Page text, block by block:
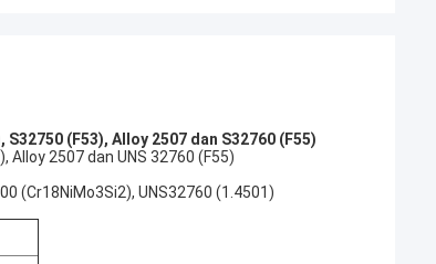
(F53), Alloy 2507 dan S32760 (F55)
Alloy 2507 dan UNS 32760 (F55)
(Cr18NiMo3Si2), UNS32760 (1.4501)